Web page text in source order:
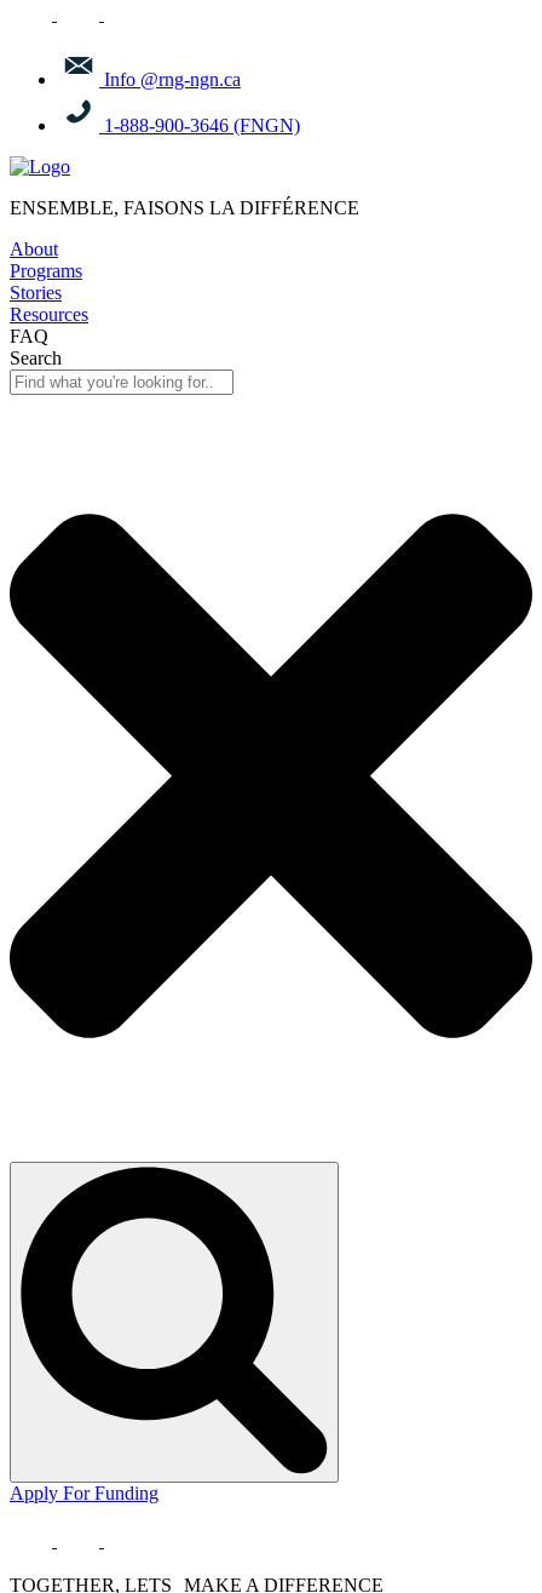
Info @rng-ngn.ca
1-888-900-3646 (FNGN)
ENSEMBLE, FAISONS LA DIFFÉRENCE
About
Programs
Stories
Resources
FAQ
Search
Apply For Funding
TOGETHER, LETS MAKE A DIFFERENCE